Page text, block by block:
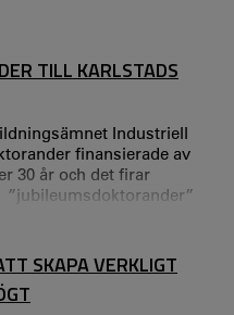
TILL KARLSTADS
Industriell
finansierade av
30 år och det firar
SKAPA VERKLIGT